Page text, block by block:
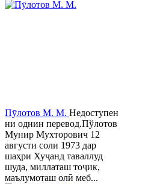
Пӯлотов М. М. Недоступен
ни однин перевод.Пўлотов
Мунир Мухторович 12
августи соли 1973 дар
шаҳри Хуҷанд таваллуд
шуда, миллаташ тоҷик,
маълумоташ олӣ меб...